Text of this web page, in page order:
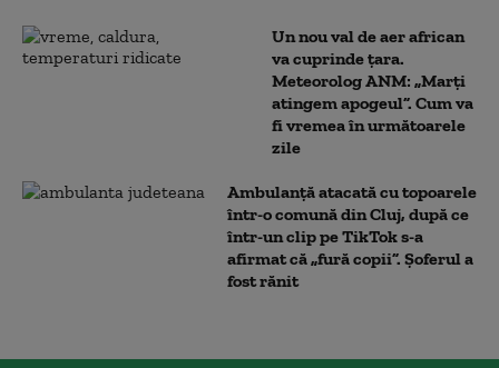
Un nou val de aer african
va cuprinde țara.
Meteorolog ANM: „Marți
atingem apogeul”. Cum va
fi vremea în următoarele
zile
Ambulanţă atacată cu topoarele
într-o comună din Cluj, după ce
într-un clip pe TikTok s-a
afirmat că „fură copii”. Șoferul a
fost rănit